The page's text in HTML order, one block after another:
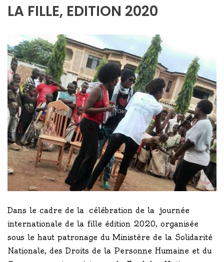
LA FILLE, EDITION 2020
Dans le cadre de la célébration de la journée
internationale de la fille édition 2020, organisée
sous le haut patronage du Ministère de la Solidarité
Nationale, des Droits de la Personne Humaine et du